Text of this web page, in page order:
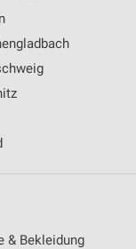
& Bekleidung